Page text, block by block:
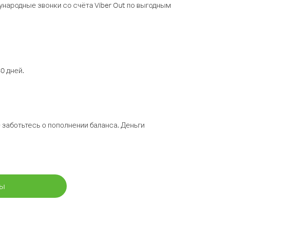
звонки со счёта Viber Out по выгодным
дней.
о пополнении баланса. Деньги